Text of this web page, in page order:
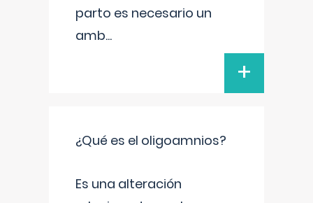
parto es necesario un
amb...
+
¿Qué es el oligoamnios?
Es una alteración